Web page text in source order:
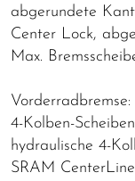
abgerundete
Center Lock,
Max.
4-Kolben-
hydraulische 4-
SRAM